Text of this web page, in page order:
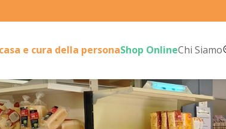
e cura della personaShop OnlineChi Siamo